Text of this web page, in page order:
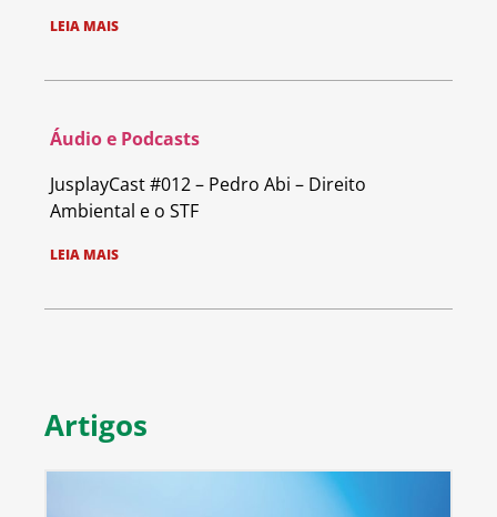
LEIA MAIS
Áudio e Podcasts
JusplayCast #012 – Pedro Abi – Direito
Ambiental e o STF
LEIA MAIS
Artigos